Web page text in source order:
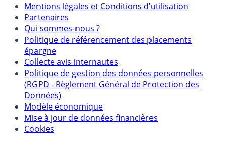
Mentions légales et Conditions d’utilisation
Partenaires
Qui sommes-nous ?
Politique de référencement des placements
épargne
Collecte avis internautes
Politique de gestion des données personnelles
(RGPD - Règlement Général de Protection des
Données)
Modèle économique
Mise à jour de données financières
Cookies